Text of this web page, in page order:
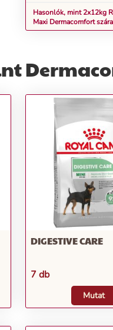
Hasonlók, mint 2x12kg
Maxi Dermacomfort
DIGESTIVE CARE
7 db
Mutat